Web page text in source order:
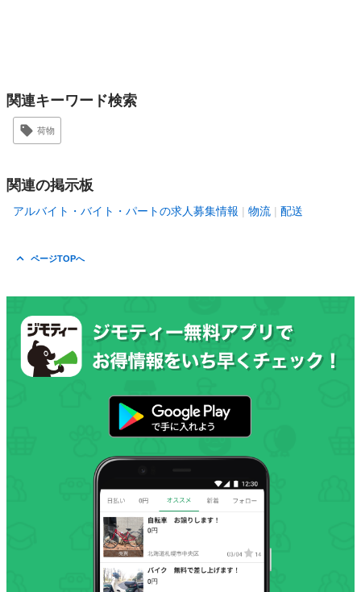
関連キーワード検索
荷物
関連の掲示板
アルバイト・バイト・パートの求人募集情報 物流 配送
ページTOPへ